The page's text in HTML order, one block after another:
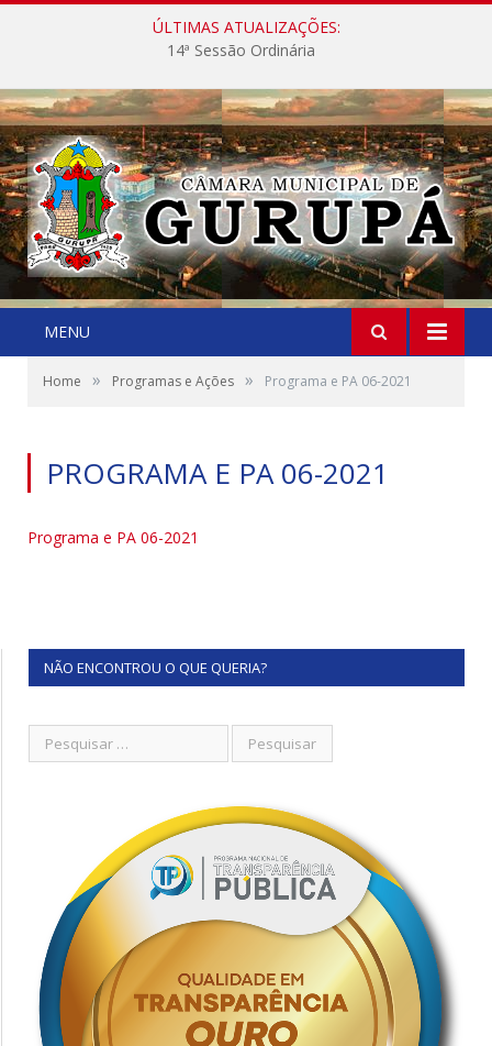
ÚLTIMAS ATUALIZAÇÕES:
14ª Sessão Ordinária
MENU
Home » Programas e Ações » Programa e PA 06-2021
PROGRAMA E PA 06-2021
Programa e PA 06-2021
NÃO ENCONTROU O QUE QUERIA?